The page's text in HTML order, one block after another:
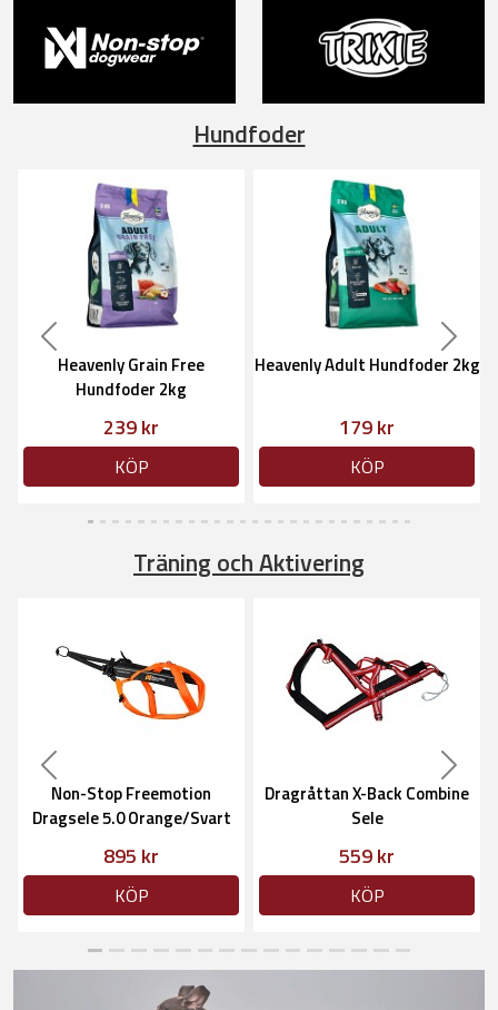
Hundfoder
Heavenly Grain Free
Hundfoder 2kg
239 kr
KÖP
Heavenly Adult Hundfoder 2kg
179 kr
KÖP
Previous Next
Träning och Aktivering
Non-Stop Freemotion
Dragsele 5.0 Orange/Svart
895 kr
KÖP
Dragråttan X-Back Combine
Sele
559 kr
KÖP
Previous Next